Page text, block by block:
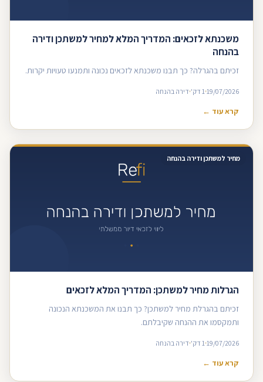
משכנתא לזכאים: המדריך המלא למחיר למשתכן ודירה
בהנחה
זכיתם בהגרלה? כך תבנו משכנתא לזכאים נכונה ותמנעו טעויות יקרות.
19/07/2026 1 דק' דירה בהנחה
קרא עוד ←
מחיר למשתכן ודירה בהנחה
הגרלות מחיר למשתכן: המדריך המלא לזכאים
זכיתם בהגרלת מחיר למשתכן? כך תבנו את המשכנתא הנכונה
ותמקסמו את ההנחה שקיבלתם.
19/07/2026 1 דק' דירה בהנחה
קרא עוד ←